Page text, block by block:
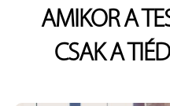
AMIKOR A
CSAK A